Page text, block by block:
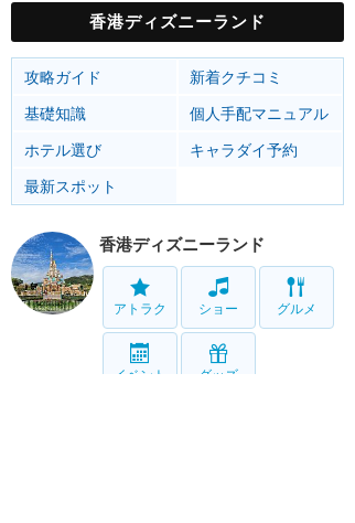
香港ディズニーランド
攻略ガイド
新着クチコミ
基礎知識
個人手配マニュアル
ホテル選び
キャラダイ予約
最新スポット
香港ディズニーランド
アトラク ショー グルメ
イベント グッズ